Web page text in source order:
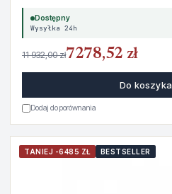
Dostępny
Wysyłka 24h
11 932,00 zł7278,52 zł
Do koszyka
Dodaj do porównania
TANIEJ -6485 ZŁ BESTSELLER